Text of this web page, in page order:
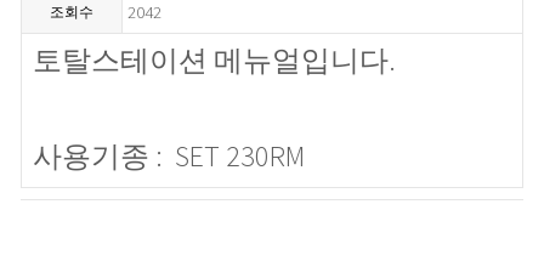
조회수 2042
토탈스테이션 메뉴얼입니다.
사용기종 : SET 230RM